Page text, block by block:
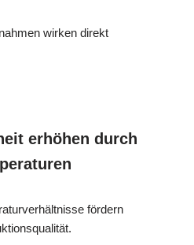
wirken direkt
erhöhen durch
fördern